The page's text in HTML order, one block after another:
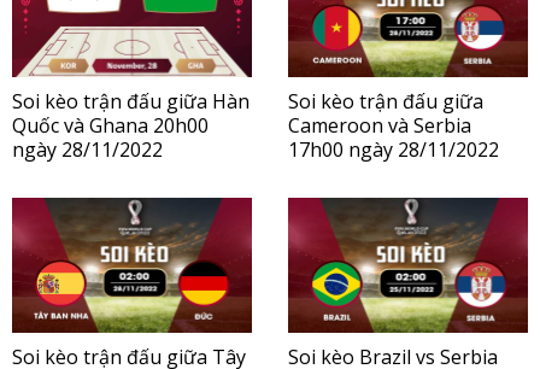
Soi kèo trận đấu giữa Hàn
Quốc và Ghana 20h00
ngày 28/11/2022
Soi kèo trận đấu giữa
Cameroon và Serbia
17h00 ngày 28/11/2022
Soi kèo trận đấu giữa Tây
Soi kèo Brazil vs Serbia